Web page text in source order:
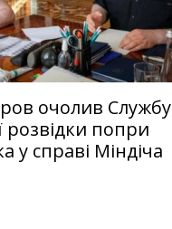
очолив Службу
розвідки попри
у справі Міндіча